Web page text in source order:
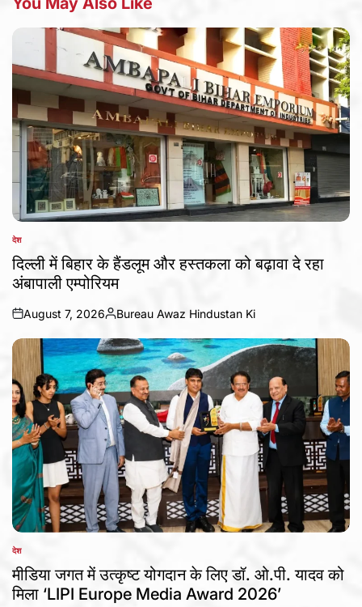
POSTED
IN
देश
दिल्ली में बिहार के हैंडलूम और हस्तकला को बढ़ावा दे रहा
अंबापाली एम्पोरियम
on
August 7, 2026
Posted
by
Bureau Awaz Hindustan Ki
POSTED
IN
देश
मीडिया जगत में उत्कृष्ट योगदान के लिए डॉ. ओ.पी. यादव को
मिला ‘LIPI Europe Media Award 2026’